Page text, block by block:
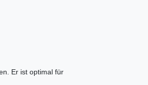
Er ist optimal für